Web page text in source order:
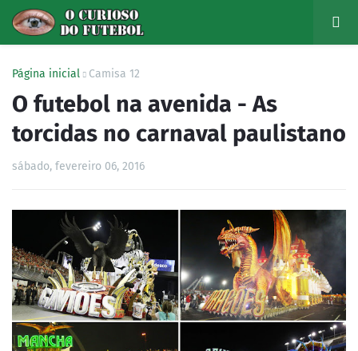
Página inicial Camisa 12
O futebol na avenida - As
torcidas no carnaval paulistano
sábado, fevereiro 06, 2016